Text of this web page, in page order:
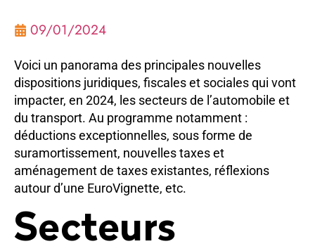
09/01/2024
Voici un panorama des principales nouvelles
dispositions juridiques, fiscales et sociales qui vont
impacter, en 2024, les secteurs de l’automobile et
du transport. Au programme notamment :
déductions exceptionnelles, sous forme de
suramortissement, nouvelles taxes et
aménagement de taxes existantes, réflexions
autour d’une EuroVignette, etc.
Secteurs